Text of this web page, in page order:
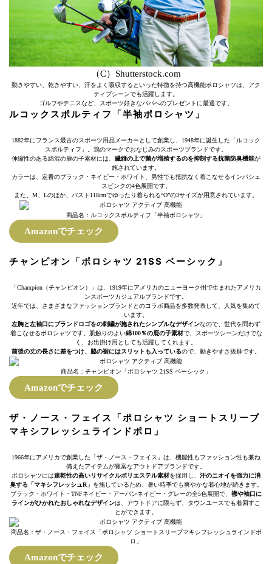
（C）Shutterstock.com
動きやすい、乾きやすい、汗をよく吸収するといった特徴を持つ高機能ポロシャツは、アク
ティブシーンでも活躍します。
ゴルフやテニスなど、スポーツ好きなパパへのプレゼントに最適です。
ルコックスポルティフ「半袖ポロシャツ」
1882年にフランス最古のスポーツ用品メーカーとして創業し、1948年に誕生した「ルコック
スポルティフ」。鶏のマークでおなじみのスポーツブランドです。
伸縮性のある綿混の鹿の子素材には、 繊維の上で菌が増殖するのを抑制する抗菌防臭機能が
施されています。
カラーは、定番のブラック・ネイビー・ホワイト、男性でも抵抗なく着こなせるインパシェ
スピンクの4色展開です。
また、M、Lのほか、バスト118cmでゆったり着られる“O”の3サイズが用意されています。
商品名：ルコックスポルティフ「半袖ポロシャツ」
Amazonでチェック
チャンピオン「ポロシャツ 21SS ベーシック」
「Champion（チャンピオン）」は、1919年にアメリカのニューヨーク州で生まれたアメリカ
ンスポーツカジュアルブランドです。
近年では、さまざまなファッションブランドとのコラボ商品を多数発表して、人気を集めて
います。
左胸と左袖口にブランドロゴをの刺繍が施されたシンプルなデザインなので、世代を問わず
着こなせるポロシャツです。肌触りのよい綿100％の鹿の子素材で、スポーツシーンだけでな
く、お出掛け用としても活躍してくれます。
前後の丈の長さに差をつけ、脇の裾にはスリットも入っているので、動きやすさ抜群です。
商品名：チャンピオン「ポロシャツ 21SS ベーシック」
Amazonでチェック
ザ・ノース・フェイス「ポロシャツ ショートスリーブ
マキシフレッシュラインドポロ」
1966年にアメリカで創業した「ザ・ノース・フェイス」は、機能性もファッション性も兼ね
備えたアイテムが豊富なアウトドアブランドです。
ポロシャツには速乾性の高いリサイクルポリエステル素材を採用し、 汗のニオイを強力に消
臭する「マキシフレッシュR」 を施しているため、暑い時季でも爽やかな着心地が続きます。
ブラック・ホワイト・TNFネイビー・アーバンネイビー・グレーの全5色展開で、 襟や袖口に
ラインがひかれたおしゃれなデザインは、アウトドアに限らず、タウンユースでも着回すこ
とができます。
商品名：ザ・ノース・フェイス「ポロシャツ ショートスリーブマキシフレッシュラインドポ
ロ」
Amazonでチェック